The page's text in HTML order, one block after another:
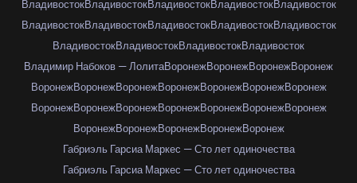
ВладивостокВладивостокВладивостокВладивостокВладивосток
ВладивостокВладивостокВладивостокВладивостокВладивосток
ВладивостокВладивостокВладивостокВладивосток
Владимир Набоков — ЛолитаВоронежВоронежВоронежВоронеж
ВоронежВоронежВоронежВоронежВоронежВоронежВоронеж
ВоронежВоронежВоронежВоронежВоронежВоронежВоронеж
ВоронежВоронежВоронежВоронежВоронеж
Габриэль Гарсиа Маркес — Сто лет одиночества
Габриэль Гарсиа Маркес — Сто лет одиночества